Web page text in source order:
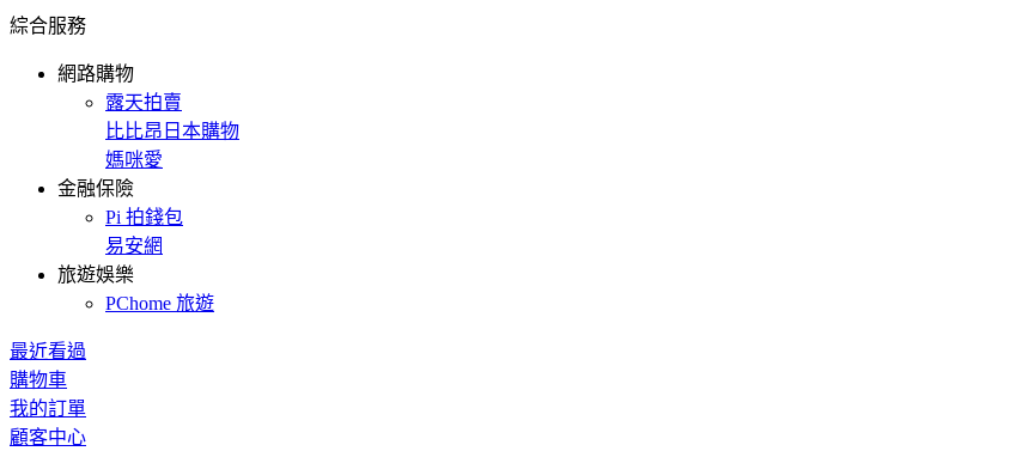
綜合服務
網路購物
露天拍賣
比比昂日本購物
媽咪愛
金融保險
Pi 拍錢包
易安網
旅遊娛樂
PChome 旅遊
最近看過
購物車
我的訂單
顧客中心